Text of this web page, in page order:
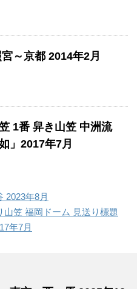
～京都 2014年2月
1番 舁き山笠 中洲流
」2017年7月
2023年8月
山笠 福岡ドーム 見送り標題
年7月